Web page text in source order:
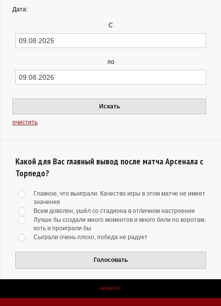
Дата:
С
по
Искать
очистить
Какой для Вас главный вывод после матча Арсенала с
Торпедо?
Главное, что выиграли. Качество игры в этом матче не имеет
значения
Всем доволен, ушёл со стадиона в отличном настроении
Лучше бы создали много моментов и много били по воротам,
хоть и проиграли бы
Сыграли очень плохо, победа не радует
Голосовать
НАВЕРХ